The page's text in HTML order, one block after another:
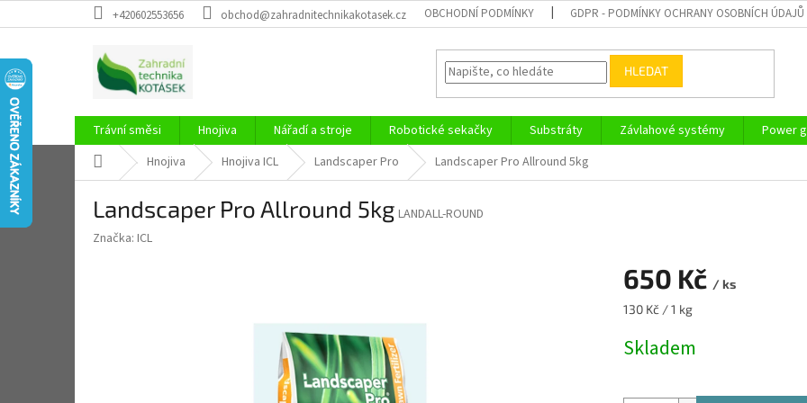
na
+420602553656 obchod@zahradnitechnikakotasek.cz OBCHODNÍ PODMÍNKY GDPR - PODMÍNKY OCHRANY OSOBNÍCH ÚDAJŮ
HLEDAT
Trávní směsi Hnojiva Nářadí a stroje Robotické sekačky Substráty Závlahové systémy Power
Domů Hnojiva Hnojiva ICL Landscaper Pro Landscaper Pro Allround 5kg
Landscaper Pro Allround 5kg LANDALL-ROUND
Značka: ICL
650 Kč / ks
Měrná
130 Kč / 1 kg
Skladem